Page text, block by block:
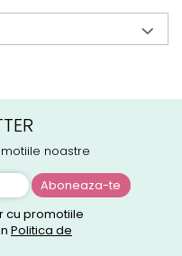
noastre
cu promotiile
Politica de